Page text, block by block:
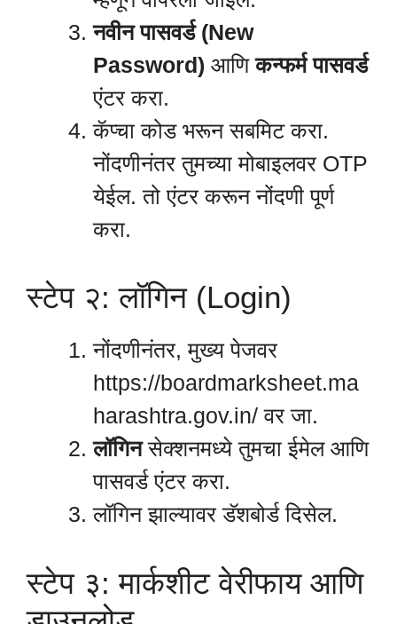
नवीन पासवर्ड (New
Password) आणिकन्फर्म पासवर्ड
एंटर करा.
कॅप्चा कोड भरून सबमिट करा.
नोंदणीनंतर तुमच्या मोबाइलवर OTP
येईल. तो एंटर करून नोंदणी पूर्ण
करा.
स्टेप २: लॉगिन (Login)
नोंदणीनंतर, मुख्य पेजवर
https://boardmarksheet.ma
harashtra.gov.in/ वर जा.
लॉगिनसेक्शनमध्ये तुमचा ईमेल आणि
पासवर्ड एंटर करा.
लॉगिन झाल्यावर डॅशबोर्ड दिसेल.
स्टेप ३: मार्कशीट वेरीफाय आणि